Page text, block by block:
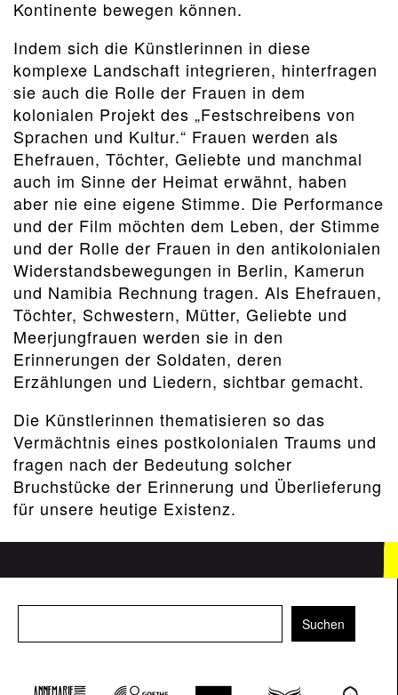
Kontinente bewegen können.
Indem sich die Künstlerinnen in diese
komplexe Landschaft integrieren, hinterfragen
sie auch die Rolle der Frauen in dem
kolonialen Projekt des „Festschreibens von
Sprachen und Kultur.“ Frauen werden als
Ehefrauen, Töchter, Geliebte und manchmal
auch im Sinne der Heimat erwähnt, haben
aber nie eine eigene Stimme. Die Performance
und der Film möchten dem Leben, der Stimme
und der Rolle der Frauen in den antikolonialen
Widerstandsbewegungen in Berlin, Kamerun
und Namibia Rechnung tragen. Als Ehefrauen,
Töchter, Schwestern, Mütter, Geliebte und
Meerjungfrauen werden sie in den
Erinnerungen der Soldaten, deren
Erzählungen und Liedern, sichtbar gemacht.
Die Künstlerinnen thematisieren so das
Vermächtnis eines postkolonialen Traums und
fragen nach der Bedeutung solcher
Bruchstücke der Erinnerung und Überlieferung
für unsere heutige Existenz.